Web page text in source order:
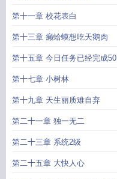
第十一章 校花表白
第十三章 癞蛤蟆想吃天鹅肉
第十五章 今日任务已经完成50
第十七章 小树林
第十九章 天生丽质难自弃
第二十一章 独一无二
第二十三章 系统2级
第二十五章 大快人心